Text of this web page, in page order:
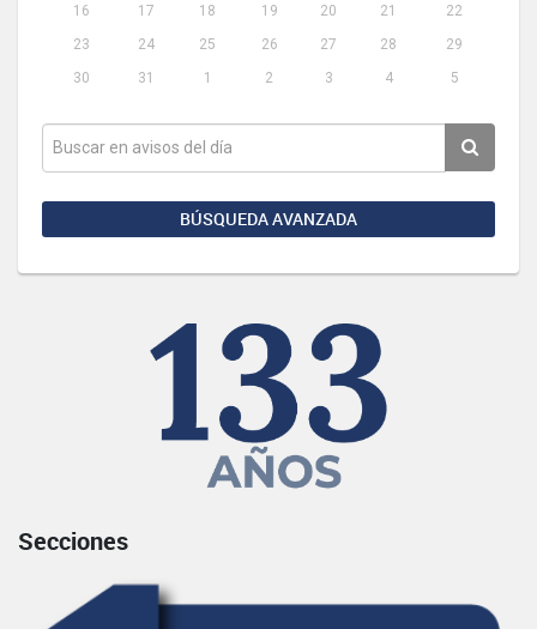
16
17 18 19 20 21
22
23
24 25 26 27 28
29
30
31 1 2 3 4 5
BÚSQUEDA AVANZADA
Secciones